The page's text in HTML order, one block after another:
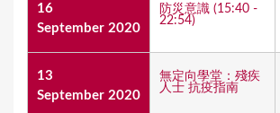
16
September 2020
防災意識 (15:40 -
22:54)
13
September 2020
無定向學堂：殘疾
人士 抗疫指南